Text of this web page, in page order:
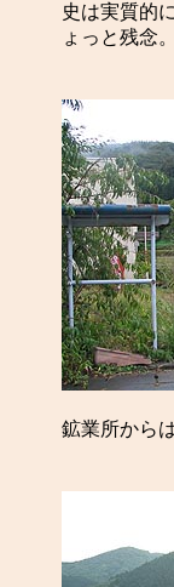
史は実質的
ょっと残念。
鉱業所から